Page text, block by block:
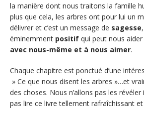
la manière dont nous traitons la famille
plus que cela, les arbres ont pour lui un
délivrer et c’est un message de sagesse
éminemment positif qui peut nous aider
avec nous-même et à nous aimer.
Chaque chapitre est ponctué d’une
» Ce que nous disent les arbres »…et
des choses. Nous n’allons pas les révéler
pas lire ce livre tellement rafraîchissant